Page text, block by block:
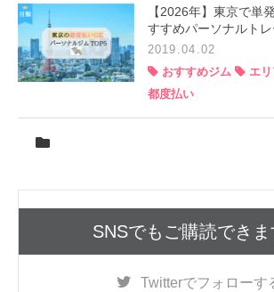
【2026年】東京で単
すすめパーソナルト
2019.04.02
おすすめジム
エ
都度払い
SNSでもご購読できま
Twitterでフォローす